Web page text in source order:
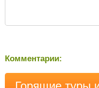
Комментарии: